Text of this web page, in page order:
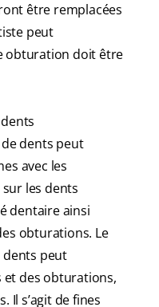
être remplacées
peut
obturation doit être
dents peut
avec les
les dents
dentaire ainsi
obturations. Le
peut
et des obturations,
Il s’agit de fines